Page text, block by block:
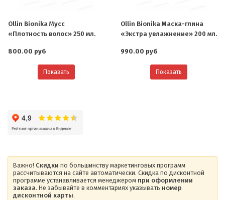
Ollin Bionika Мусс
«Плотность волос» 250 мл.
800.00 руб
Показать
Ollin Bionika Маска-глина
«Экстра увлажнение» 200 мл.
990.00 руб
Показать
Важно! Скидки по большинству маркетинговых программ
рассчитываются на сайте автоматически. Скидка по дисконтной
программе устанавливается менеджером при оформлении
заказа. Не забывайте в комментариях указывать номер
дисконтной карты.